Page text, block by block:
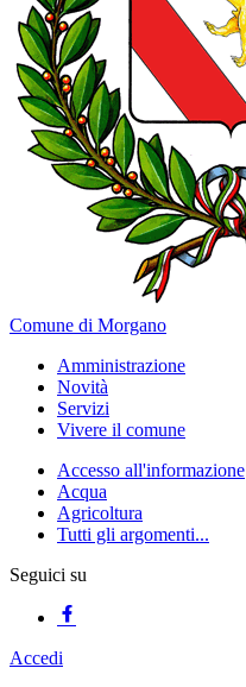
Comune di Morgano
Amministrazione
Novità
Servizi
Vivere il comune
Accesso all'informazione
Acqua
Agricoltura
Tutti gli argomenti...
Seguici su
Accedi